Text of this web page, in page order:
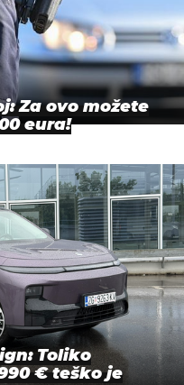
Za ovo možete
eura!
Toliko
€ teško je